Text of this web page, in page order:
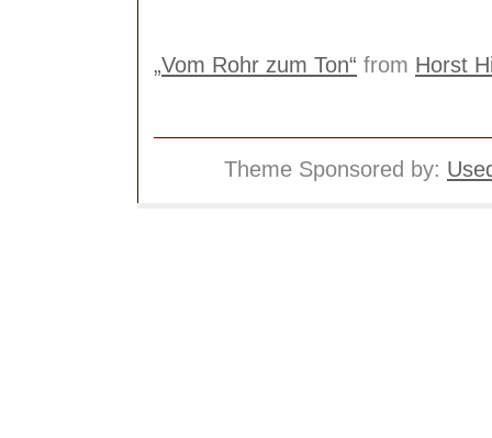
„Vom Rohr zum Ton“ from Horst
Theme Sponsored by: